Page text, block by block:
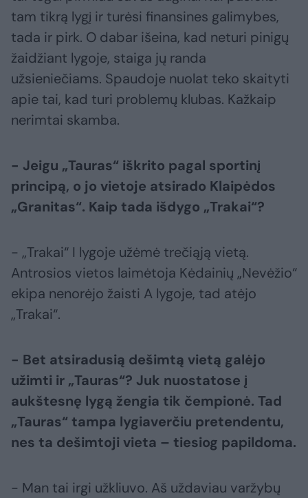
tam tikrą lygį ir turėsi finansines galimybes,
tada ir pirk. O dabar išeina, kad neturi pinigų
žaidžiant lygoje, staiga jų randa
užsieniečiams. Spaudoje nuolat teko skaityti
apie tai, kad turi problemų klubas. Kažkaip
nerimtai skamba.
- Jeigu „Tauras“ iškrito pagal sportinį
principą, o jo vietoje atsirado Klaipėdos
„Granitas“. Kaip tada išdygo „Trakai“?
- „Trakai“ I lygoje užėmė trečiąją vietą.
Antrosios vietos laimėtoja Kėdainių „Nevėžio“
ekipa nenorėjo žaisti A lygoje, tad atėjo
„Trakai“.
- Bet atsiradusią dešimtą vietą galėjo
užimti ir „Tauras“? Juk nuostatose į
aukštesnę lygą žengia tik čempionė. Tad
„Tauras“ tampa lygiaverčiu pretendentu,
nes ta dešimtoji vieta – tiesiog papildoma.
- Man tai irgi užkliuvo. Aš uždaviau varžybų